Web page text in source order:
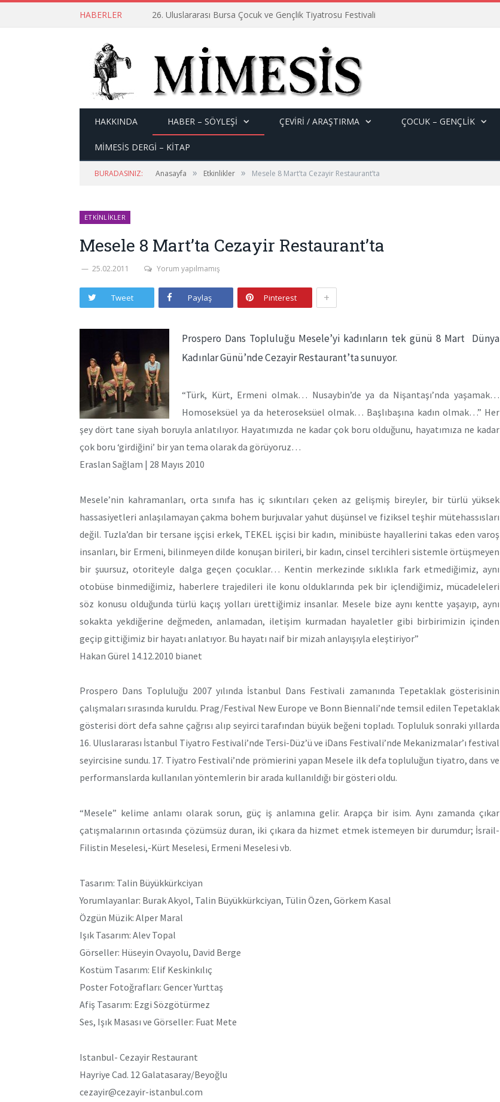
HABERLER 26. Uluslararası Bursa Çocuk ve Gençlik Tiyatrosu Festivali
HAKKINDA HABER – SÖYLEŞI ÇEVİRİ / ARAŞTIRMA ÇOCUK – GENÇLIK
MİMESİS DERGİ – KİTAP
BURADASINIZ: Anasayfa » Etkinlikler » Mesele 8 Mart’ta Cezayir Restaurant’ta
ETKINLIKLER
Mesele 8 Mart’ta Cezayir Restaurant’ta
25.02.2011 Yorum yapılmamış
Tweet Paylaş Pinterest +
Prospero Dans Topluluğu Mesele’yi kadınların tek günü 8 Mart Dünya
Kadınlar Günü’nde Cezayir Restaurant’ta sunuyor.
“Türk, Kürt, Ermeni olmak… Nusaybin’de ya da Nişantaşı’nda yaşamak…
Homoseksüel ya da heteroseksüel olmak… Başlıbaşına kadın olmak…” Her
şey dört tane siyah boruyla anlatılıyor. Hayatımızda ne kadar çok boru olduğunu, hayatımıza ne kadar
çok boru ‘girdiğini’ bir yan tema olarak da görüyoruz…
Eraslan Sağlam | 28 Mayıs 2010
Mesele’nin kahramanları, orta sınıfa has iç sıkıntıları çeken az gelişmiş bireyler, bir türlü yüksek
hassasiyetleri anlaşılamayan çakma bohem burjuvalar yahut düşünsel ve fiziksel teşhir mütehassısları
değil. Tuzla’dan bir tersane işçisi erkek, TEKEL işçisi bir kadın, minibüste hayallerini takas eden varoş
insanları, bir Ermeni, bilinmeyen dilde konuşan birileri, bir kadın, cinsel tercihleri sistemle örtüşmeyen
bir şuursuz, otoriteyle dalga geçen çocuklar… Kentin merkezinde sıklıkla fark etmediğimiz, aynı
otobüse binmediğimiz, haberlere trajedileri ile konu olduklarında pek bir içlendiğimiz, mücadeleleri
söz konusu olduğunda türlü kaçış yolları ürettiğimiz insanlar. Mesele bize aynı kentte yaşayıp, aynı
sokakta yekdiğerine değmeden, anlamadan, iletişim kurmadan hayaletler gibi birbirimizin içinden
geçip gittiğimiz bir hayatı anlatıyor. Bu hayatı naif bir mizah anlayışıyla eleştiriyor”
Hakan Gürel 14.12.2010 bianet
Prospero Dans Topluluğu 2007 yılında İstanbul Dans Festivali zamanında Tepetaklak gösterisinin
çalışmaları sırasında kuruldu. Prag/Festival New Europe ve Bonn Biennali’nde temsil edilen Tepetaklak
gösterisi dört defa sahne çağrısı alıp seyirci tarafından büyük beğeni topladı. Topluluk sonraki yıllarda
16. Uluslararası İstanbul Tiyatro Festivali’nde Tersi-Düz’ü ve iDans Festivali’nde Mekanizmalar’ı festival
seyircisine sundu. 17. Tiyatro Festivali’nde prömierini yapan Mesele ilk defa topluluğun tiyatro, dans ve
performanslarda kullanılan yöntemlerin bir arada kullanıldığı bir gösteri oldu.
“Mesele” kelime anlamı olarak sorun, güç iş anlamına gelir. Arapça bir isim. Aynı zamanda çıkar
çatışmalarının ortasında çözümsüz duran, iki çıkara da hizmet etmek istemeyen bir durumdur; İsrail-
Filistin Meselesi,-Kürt Meselesi, Ermeni Meselesi vb.
Tasarım: Talin Büyükkürkciyan
Yorumlayanlar: Burak Akyol, Talin Büyükkürkciyan, Tülin Özen, Görkem Kasal
Özgün Müzik: Alper Maral
Işık Tasarım: Alev Topal
Görseller: Hüseyin Ovayolu, David Berge
Kostüm Tasarım: Elif Keskinkılıç
Poster Fotoğrafları: Gencer Yurttaş
Afiş Tasarım: Ezgi Sözgötürmez
Ses, Işık Masası ve Görseller: Fuat Mete
Istanbul- Cezayir Restaurant
Hayriye Cad. 12 Galatasaray/Beyoğlu
cezayir@cezayir-istanbul.com